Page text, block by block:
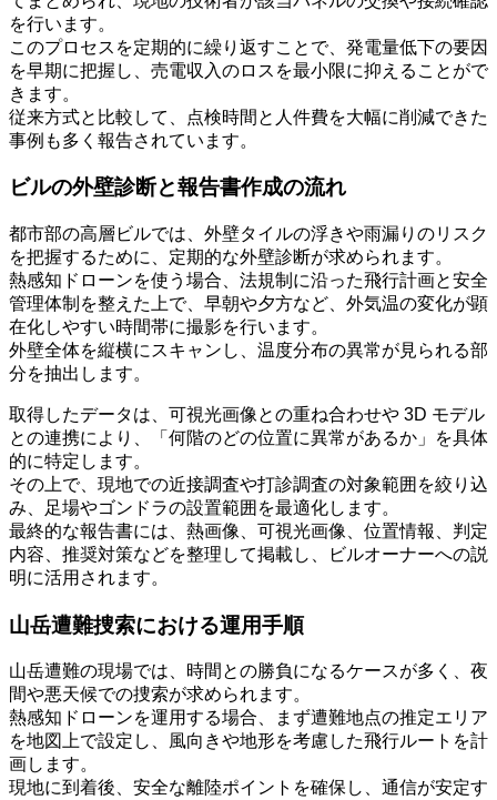
を行います。
このプロセスを定期的に繰り返すことで、発電量低下の要因
を早期に把握し、売電収入のロスを最小限に抑えることがで
きます。
従来方式と比較して、点検時間と人件費を大幅に削減できた
事例も多く報告されています。
ビルの外壁診断と報告書作成の流れ
都市部の高層ビルでは、外壁タイルの浮きや雨漏りのリスク
を把握するために、定期的な外壁診断が求められます。
熱感知ドローンを使う場合、法規制に沿った飛行計画と安全
管理体制を整えた上で、早朝や夕方など、外気温の変化が顕
在化しやすい時間帯に撮影を行います。
外壁全体を縦横にスキャンし、温度分布の異常が見られる部
分を抽出します。
取得したデータは、可視光画像との重ね合わせや 3D モデル
との連携により、「何階のどの位置に異常があるか」を具体
的に特定します。
その上で、現地での近接調査や打診調査の対象範囲を絞り込
み、足場やゴンドラの設置範囲を最適化します。
最終的な報告書には、熱画像、可視光画像、位置情報、判定
内容、推奨対策などを整理して掲載し、ビルオーナーへの説
明に活用されます。
山岳遭難捜索における運用手順
山岳遭難の現場では、時間との勝負になるケースが多く、夜
間や悪天候での捜索が求められます。
熱感知ドローンを運用する場合、まず遭難地点の推定エリア
を地図上で設定し、風向きや地形を考慮した飛行ルートを計
画します。
現地に到着後、安全な離陸ポイントを確保し、通信が安定す